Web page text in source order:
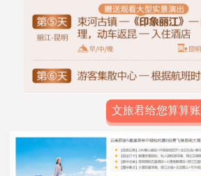
文旅君给您算算账